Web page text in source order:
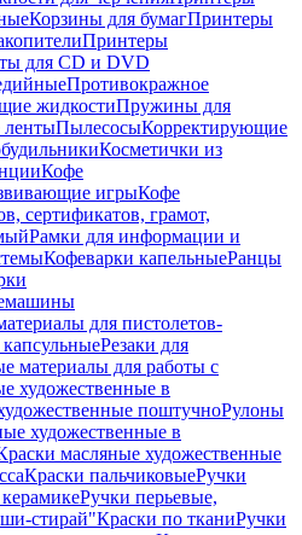
Корзины для бумагПринтеры
Принтеры
для CD и DVD
Противокражное
жидкостиПружины для
ПылесосыКорректирующие
Косметички из
Кофе
игрыКофе
сертификатов, грамот,
Рамки для информации и
Кофеварки капельныеРанцы
для пистолетов-
Резаки для
материалы для работы с
художественные в
поштучноРулоны
художественные в
масляные художественные
Краски пальчиковыеРучки
Ручки перьевые,
стирай"Краски по тканиРучки